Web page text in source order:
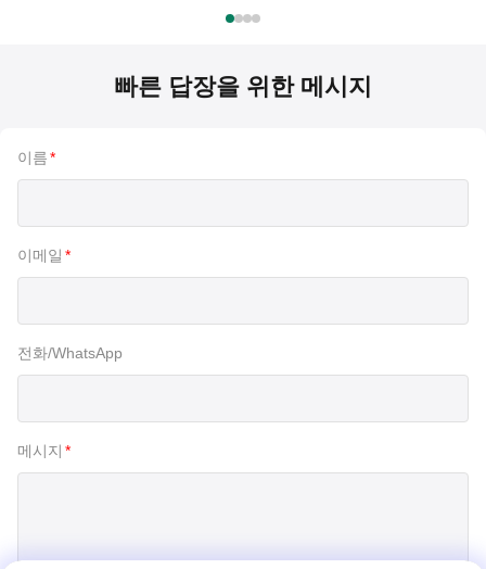
빠른 답장을 위한 메시지
이름*
이메일 *
전화/WhatsApp
메시지 *